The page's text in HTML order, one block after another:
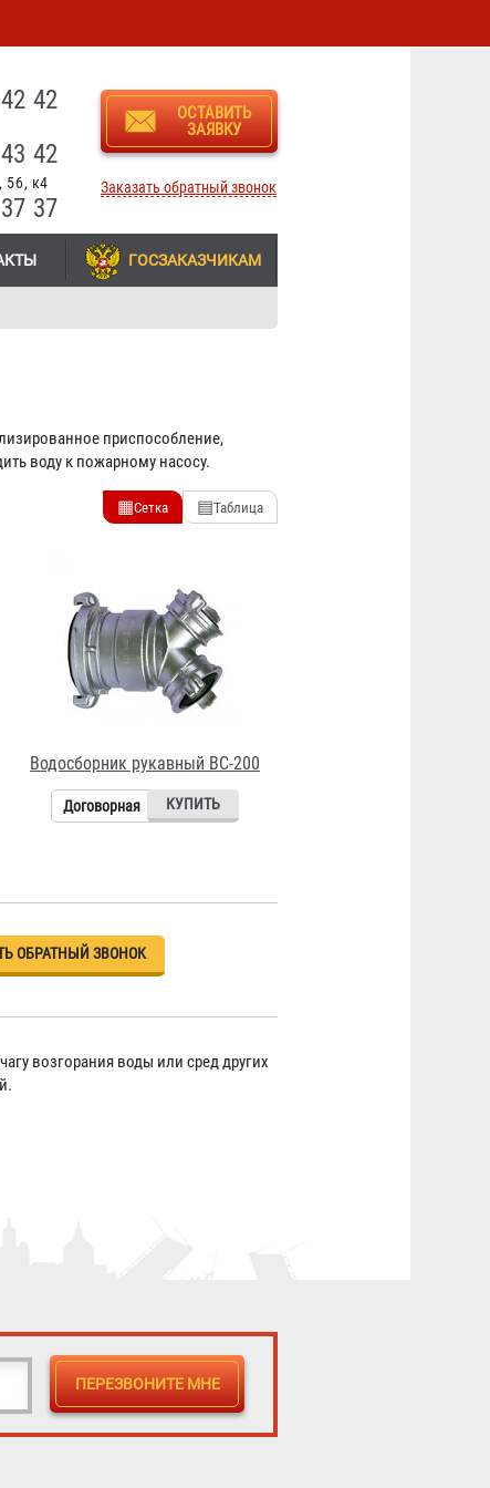
42
42
56, к4
37
ОСТАВИТЬ
ЗАЯВКУ
Заказать обратный звонок
ГОСЗАКАЗЧИКАМ
приспособление,
воду к пожарному насосу.
▦Сетка ▤Таблица
Водосборник рукавный ВС-200
Договорная
ОБРАТНЫЙ ЗВОНОК
возгорания воды или сред других